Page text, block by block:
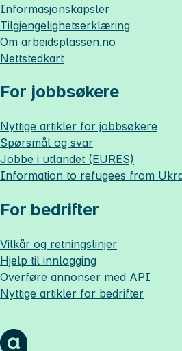
Informasjonskapsler
Tilgjengelighetserklæring
Om arbeidsplassen.no
Nettstedkart
For jobbsøkere
Nyttige artikler for jobbsøkere
Spørsmål og svar
Jobbe i utlandet (EURES)
Information to refugees from
For bedrifter
Vilkår og retningslinjer
Hjelp til innlogging
Overføre annonser med API
Nyttige artikler for bedrifter